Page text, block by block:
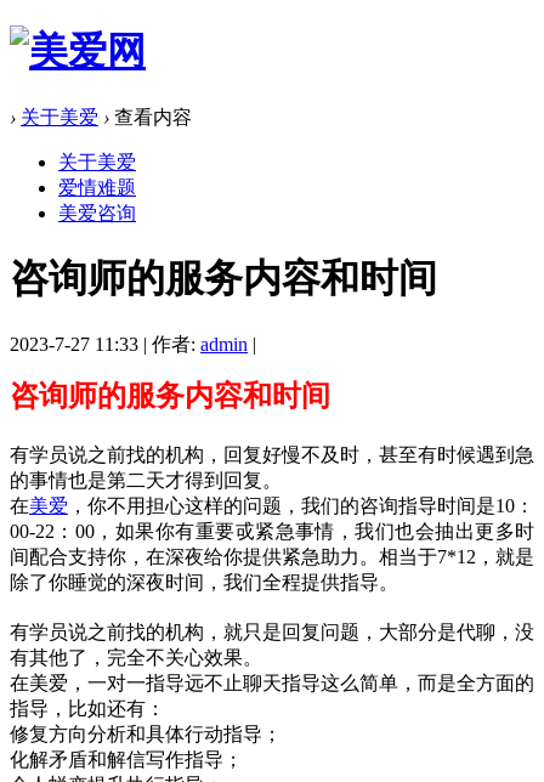
› 关于美爱 › 查看内容
关于美爱
爱情难题
美爱咨询
咨询师的服务内容和时间
2023-7-27 11:33 | 作者: admin |
咨询师的服务内容和时间
有学员说之前找的机构，回复好慢不及时，甚至有时候遇到急
的事情也是第二天才得到回复。
在美爱 ，你不用担心这样的问题，我们的咨询指导时间是10 ：
00-22 ： 00，如果你有重要戓紧急事情，我们也会抽出更多时
间配合支持你，在深夜给你提供紧急助力。相当于7*12 ，就是
除了你睡觉的深夜时间，我们全程提供指导。
有学员说之前找的机构，就只是回复问题，大部分是代聊，没
有其他了，完全不关心效果。
在美爱，一对一指导远不止聊天指导这么简单，而是全方面的
指导，比如还有：
修复方向分析和具体行动指导；
化解矛盾和解信写作指导；